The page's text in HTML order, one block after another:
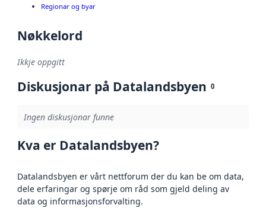
Regionar og byar
Nøkkelord
Ikkje oppgitt
Diskusjonar på Datalandsbyen 0
Ingen diskusjonar funne
Kva er Datalandsbyen?
Datalandsbyen er vårt nettforum der du kan be om data,
dele erfaringar og spørje om råd som gjeld deling av
data og informasjonsforvalting.